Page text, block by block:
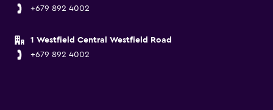
+679 892 4002
1 Westfield Central Westfield Road
+679 892 4002